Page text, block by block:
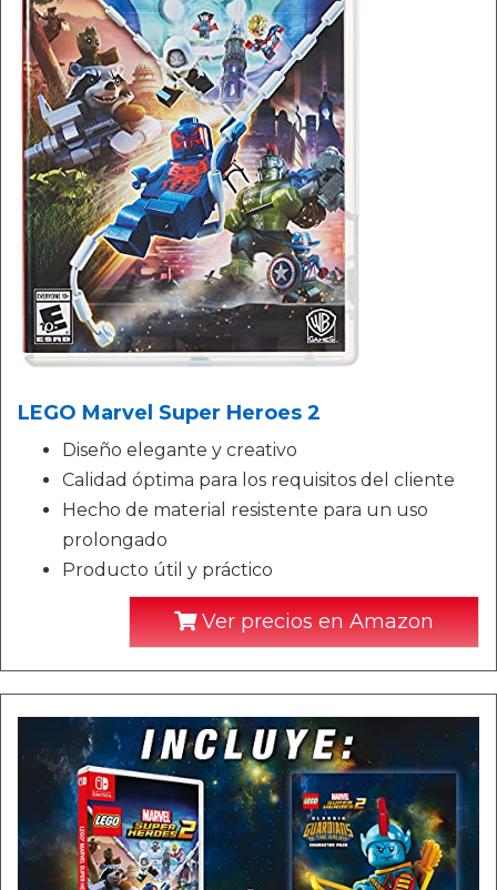
LEGO Marvel Super Heroes 2
Diseño elegante y creativo
Calidad óptima para los requisitos del cliente
Hecho de material resistente para un uso
prolongado
Producto útil y práctico
Ver precios en Amazon